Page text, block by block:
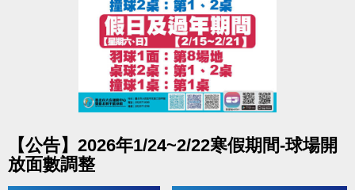
電話洽詢 (02)2377-0300 分機103、104
【公告】2026年1/24~2/22寒假期間-球場開
放面數調整